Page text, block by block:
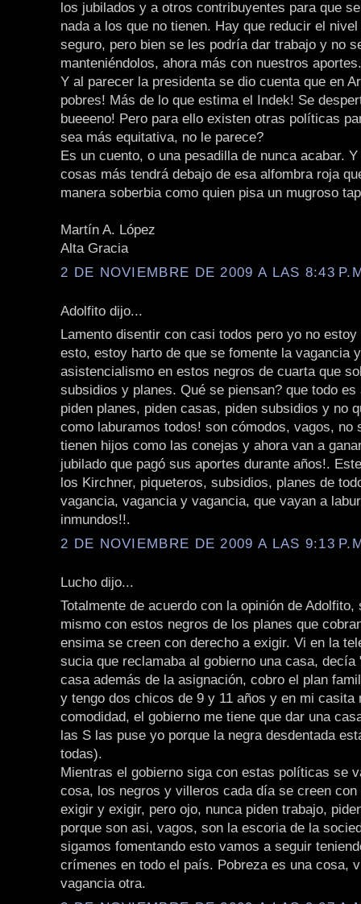
los jubilados y a otros contribuyentes para que
nada a los que no tienen. Hay que reducir el
seguro, pero bien se les podría dar trabajo y no
manteniéndolos, ahora más con nuestros aportes.
Y al parecer la presidenta se dio cuenta que en
pobres! Más de lo que estima el Indek! Se
bueeeno! Pero para ello existen otras políticas
sea más equitativa, no le parece?
Es un cuento, o una pesadilla de nunca acabar.
cosas más tendrá debajo de esa alfombra roja
manera soberbia como quien pisa un mugroso
Martín A. López
Alta Gracia
2 DE NOVIEMBRE DE 2009 A LAS 8:43
Adolfito dijo...
Lamento disentir con casi todos pero yo no
esto, estoy harto de que se fomente la vagancia
asistencialismo en estos negros de cuarta que
subsidios y planes. Qué se piensan? que todo
piden planes, piden casas, piden subsidios y no
como laburamos todos! son cómodos, vagos, no
tienen hijos como las conejas y ahora van a
jubilado que pagó sus aportes durante años!.
los Kirchner, piqueteros, subsidios, planes de
vagancia, vagancia y vagancia, que vayan a
inmundos!!.
2 DE NOVIEMBRE DE 2009 A LAS 9:13
Lucho dijo...
Totalmente de acuerdo con la opinión de Adolfito,
mismo con estos negros de los planes que
ensima se creen con derecho a exigir. Vi en la
sucia que reclamaba al gobierno una casa, decía
casa además de la asignación, cobro el plan
y tengo dos chicos de 9 y 11 años y en mi casita
comodidad, el gobierno me tiene que dar una
las S las puse yo porque la negra desdentada
todas).
Mientras el gobierno siga con estas políticas se
cosa, los negros y villeros cada día se creen con
exigir y exigir, pero ojo, nunca piden trabajo,
porque son asi, vagos, son la escoria de la
sigamos fomentando esto vamos a seguir
crímenes en todo el país. Pobreza es una cosa,
vagancia otra.